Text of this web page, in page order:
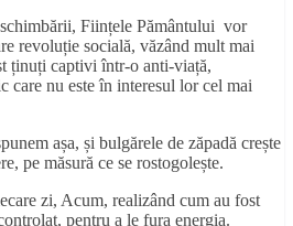
Ființele Pământului vor
revoluție socială, văzând mult mai
ținuți captivi într-o anti-viață,
care nu este în interesul lor cel mai
așa, și bulgărele de zăpadă crește
pe măsură ce se rostogolește.
zi, Acum, realizând cum au fost
pentru a le fura energia.